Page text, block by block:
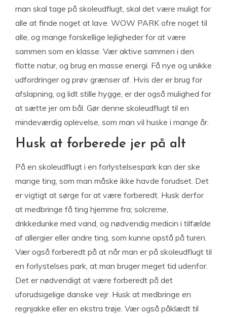
man skal tage på skoleudflugt, skal det være muligt for
alle at finde noget at lave. WOW PARK ofre noget til
alle, og mange forskellige lejligheder for at være
sammen som en klasse. Vær aktive sammen i den
flotte natur, og brug en masse energi. Få nye og unikke
udfordringer og prøv grænser af. Hvis der er brug for
afslapning, og lidt stille hygge, er der også mulighed for
at sætte jer om bål. Gør denne skoleudflugt til en
mindeværdig oplevelse, som man vil huske i mange år.
Husk at forberede jer på alt
På en skoleudflugt i en forlystelsespark kan der ske
mange ting, som man måske ikke havde forudset. Det
er vigtigt at sørge for at være forberedt. Husk derfor
at medbringe få ting hjemme fra; solcreme,
drikkedunke med vand, og nødvendig medicin i tilfælde
af allergier eller andre ting, som kunne opstå på turen.
Vær også forberedt på at når man er på skoleudflugt til
en forlystelses park, at man bruger meget tid udenfor.
Det er nødvendigt at være forberedt på det
uforudsigelige danske vejr. Husk at medbringe en
regnjakke eller en ekstra trøje. Vær også påklædt til